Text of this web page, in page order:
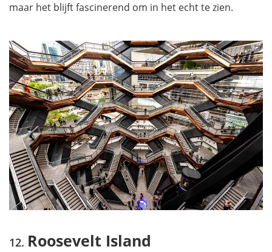
maar het blijft fascinerend om in het echt te zien.
Roosevelt Island